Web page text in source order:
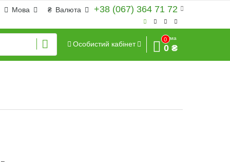
+38 (067) 364 71 72
₴ Валюта
Мова
Особистий кабінет
0
Сума
0 ₴